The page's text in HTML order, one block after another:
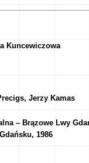
Kuncewiczowa
Jerzy Kamas
– Brązowe Lwy
1986